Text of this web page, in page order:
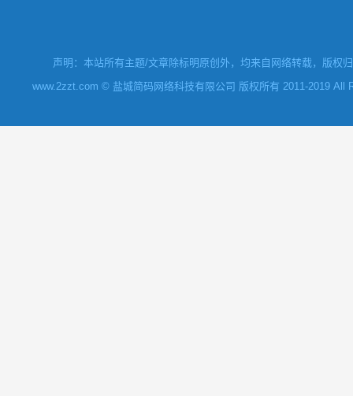
声明：本站所有主题/文章除标明原创外，均来自网络转载，版权
www.2zzt.com © 盐城简码网络科技有限公司 版权所有 2011-2019